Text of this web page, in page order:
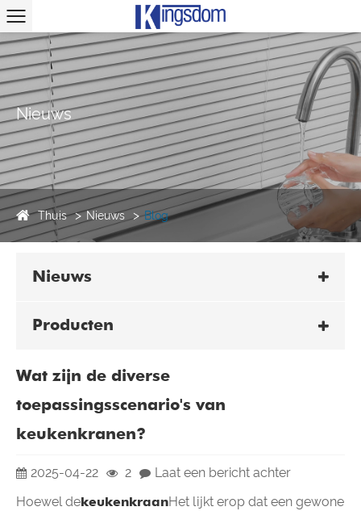
Nieuws
Thuis Nieuws Blog
Nieuws
Producten
Wat zijn de diverse
toepassingsscenario's van
keukenkranen?
2025-04-22 2
Laat een bericht achter
Hoewel dekeukenkraanHet lijkt erop dat een gewone